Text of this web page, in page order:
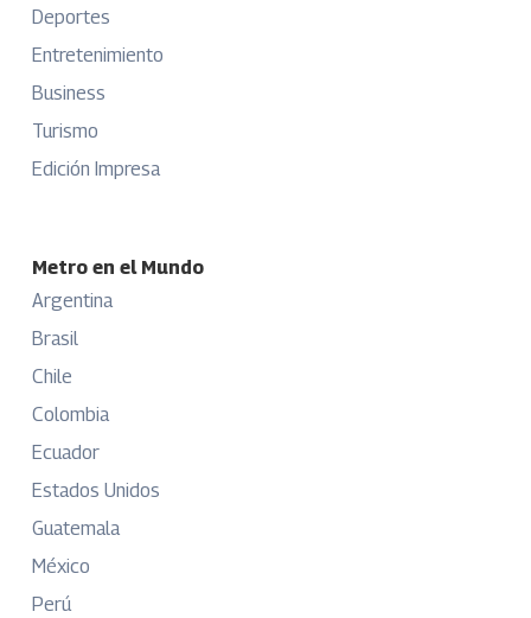
Deportes
Entretenimiento
Business
Turismo
Edición Impresa
Metro en el Mundo
Argentina
Brasil
Chile
Colombia
Ecuador
Estados Unidos
Guatemala
México
Perú